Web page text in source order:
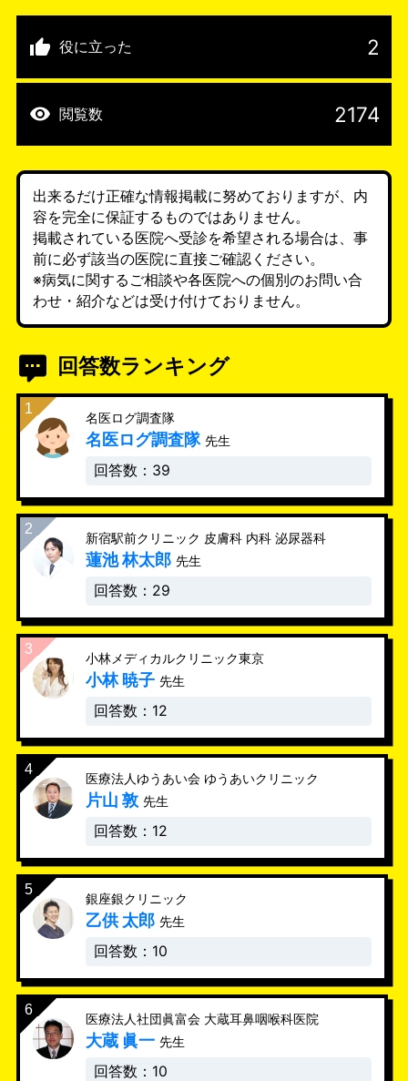
役に立った 2
閲覧数 2174
出来るだけ正確な情報掲載に努めておりますが、内
容を完全に保証するものではありません。
掲載されている医院へ受診を希望される場合は、事
前に必ず該当の医院に直接ご確認ください。
※病気に関するご相談や各医院への個別のお問い合
わせ・紹介などは受け付けておりません。
回答数ランキング
名医ログ調査隊
名医ログ調査隊 先生
回答数：39
新宿駅前クリニック 皮膚科 内科 泌尿器科
蓮池 林太郎 先生
回答数：29
小林メディカルクリニック東京
小林 暁子 先生
回答数：12
医療法人ゆうあい会 ゆうあいクリニック
片山 敦 先生
回答数：12
銀座銀クリニック
乙供 太郎 先生
回答数：10
医療法人社団眞富会 大蔵耳鼻咽喉科医院
大蔵 眞一 先生
回答数：10